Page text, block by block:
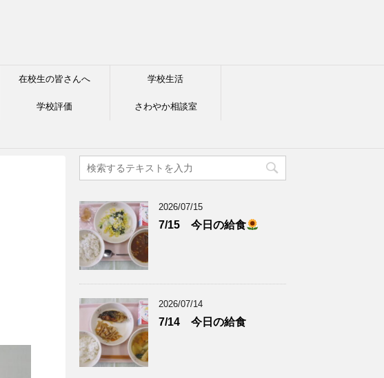
在校生の皆さんへ 学校生活
学校評価 さわやか相談室
2026/07/15
7/15 今日の給食
2026/07/14
7/14 今日の給食